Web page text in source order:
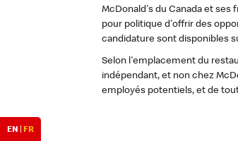
McDonald's du Canada et ses
pour politique d'offrir des
candidature sont disponibles
Selon l'emplacement du
indépendant, et non chez
employés potentiels, et de
EN FR